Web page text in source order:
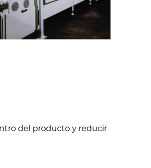
del producto y reducir